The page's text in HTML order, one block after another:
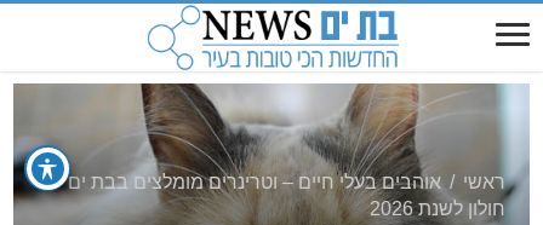
ראשי / אוהבים בעלי חיים – וטרינרים מומלצים בבת ים –
חולון לשנת 2026